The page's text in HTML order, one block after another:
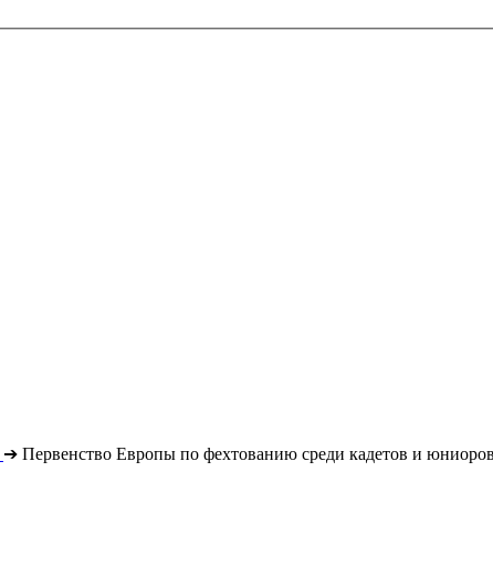
➔ Первенство Европы по фехтованию среди кадетов и